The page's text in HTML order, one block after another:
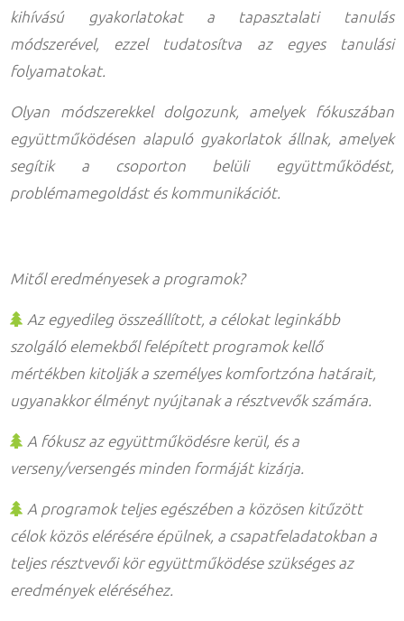
kihívású gyakorlatokat a tapasztalati tanulás
módszerével, ezzel tudatosítva az egyes tanulási
folyamatokat.
Olyan módszerekkel dolgozunk, amelyek fókuszában
együttműködésen alapuló gyakorlatok állnak, amelyek
segítik a csoporton belüli együttműködést,
problémamegoldást és kommunikációt.
Mitől eredményesek a programok?
Az egyedileg összeállított, a célokat leginkább
szolgáló elemekből felépített programok kellő
mértékben kitolják a személyes komfortzóna határait,
ugyanakkor élményt nyújtanak a résztvevők számára.
A fókusz az együttműködésre kerül, és a
verseny/versengés minden formáját kizárja.
A programok teljes egészében a közösen kitűzött
célok közös elérésére épülnek, a csapatfeladatokban a
teljes résztvevői kör együttműködése szükséges az
eredmények eléréséhez.